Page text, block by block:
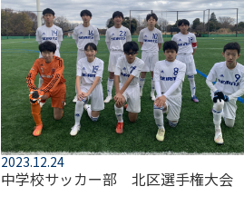
2023.12.24
中学校サッカー部 北区選手権大会